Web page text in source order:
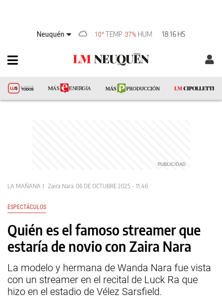
Neuquén 10° TEMP 37% HUM 18:16 HS
LA MAÑANA Zaira Nara 06 DE OCTUBRE 2025 - 11:46
ESPECTÁCULOS
Quién es el famoso streamer que
estaría de novio con Zaira Nara
La modelo y hermana de Wanda Nara fue vista
con un streamer en el recital de Luck Ra que
hizo en el estadio de Vélez Sarsfield.